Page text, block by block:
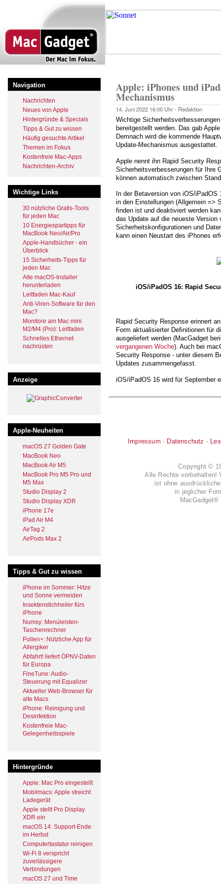
zum
Navigation
Nachrichten
Neues von Apple
Hintergründe & Specials
Tipps & Gut zu wissen
Häufig gesuchte Artikel
Themen im Fokus
Kostenfreie Mac-Apps
Nachrichten-Archiv
Wichtige Links
30 nützliche Gratis-Tools
für jeden Mac
10 Energiespartipps für
MacBook Neo/Air/Pro
Apple-Handbücher - ein
Überblick
15 Sicherheits-Tipps für
jeden Mac
Alte macOS-Installer
herunterladen
Leitfaden Mac-Kauf
Anti-Viren-Software für den
Mac?
Monitore am Mac mini
M2/M4 (Pro): Leitfaden
Schnelles Ethernet
nachrüsten
Anzeige
Apple-Neuheiten
macOS 27 Golden Gate
MacBook Neo
MacBook Air M5
MacBook Pro M5 Pro und
M5 Max
Studio Display 2
Studio Display XDR
iPhone 17e
iPad Air M4
AirTag 2
AirPods Max 2
Tipps & Gut zu wissen
iPhone im Sommer: Hitze
und Sonne vermeiden
Insektenstichheiler fürs
iPhone
Numsy: Menüleisten-
Taschenrechner
Pollen+: Nützliche App für
Allergiker
Abfahrt! liefert ÖPNV-Daten
für Europa
FineTune: Audio-
Steuerung mit Equalizer
Aktueller Web-Browser für
alte Macs
iPhone: Reinigung und
Desinfektion
Kostenfreie Mac-
Gelegenheitsspiele
Hintergründe
Apple: Mac Pro eingestellt
Mobilmacs: Apple streicht
Ladegerät
Apple stellt Pro Display
XDR ein
macOS 14: Support-Ende
im Herbst
Computertastatur reinigen
Wi-Fi 8 verspricht
zuverlässigere
Verbindungen
macOS 27 und Time
Apple: iPhones und
Mechanismus
14. Juni 2022 16:00 Uhr - Redaktion
Wichtige
bereitgestellt werden. Das gab
Demnach wird die kommende
Update-Mechanismus ausgestattet.
Apple nennt ihn Rapid Security
Sicherheitsverbesserungen für Ihre
können automatisch zwischen
In der Betaversion von iOS/
in den Einstellungen (Allgemein =>
finden ist und deaktiviert werden
das Update auf die neueste
Sicherheitskonfigurationen und
kann einen Neustart des iPhones
iOS/iPadOS 16: Rapid
Rapid Security Response erinnert
Form aktualisierter Definitionen für
ausgeliefert werden (MacGadget
vergangenen Woche). Auch bei
Security Response - unter diesem
Updates zusammengefasst.
iOS/iPadOS 16 wird für September
Impressum - Datenschutz -
Copyright ©
Alle Rechte vorbehalten!
ist ohne
in jeglicher
MacGadget®